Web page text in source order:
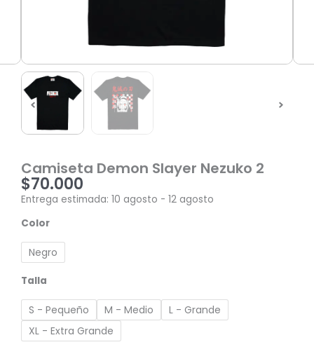
Camiseta Demon Slayer Nezuko 2
$70.000
Entrega estimada: 10 agosto - 12 agosto
Color
Negro
Talla
S - Pequeño M - Medio
L - Grande
XL - Extra Grande
Camiseta
Slayer
Nezuko
2